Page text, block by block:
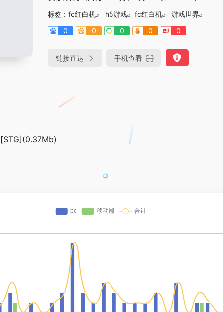
标签： fc红白机 h5游戏 fc红白机
游戏世界
0
0 0 0 0
链接直达 手机查看